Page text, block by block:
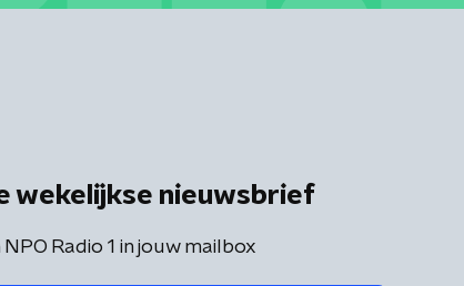
wekelijkse nieuwsbrief
Radio 1 in jouw mailbox